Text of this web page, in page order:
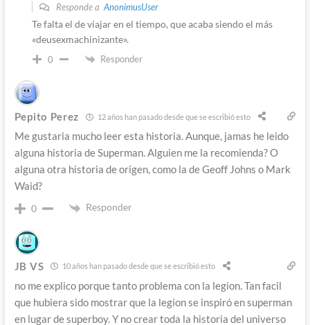
Responde a AnonimusUser
Te falta el de viajar en el tiempo, que acaba siendo el más
«deusexmachinizante».
0 Responder
Pepito Perez 12 años han pasado desde que se escribió esto
Me gustaria mucho leer esta historia. Aunque, jamas he leido
alguna historia de Superman. Alguien me la recomienda? O
alguna otra historia de origen, como la de Geoff Johns o Mark
Waid?
0 Responder
JB VS 10 años han pasado desde que se escribió esto
no me explico porque tanto problema con la legion. Tan facil
que hubiera sido mostrar que la legion se inspiró en superman
en lugar de superboy. Y no crear toda la historia del universo